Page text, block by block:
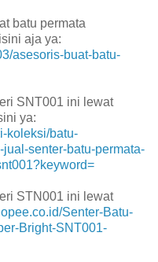
batu permata
aja ya:
asesoris-buat-batu-
SNT001 ini lewat
ya:
koleksi/batu-
senter-batu-permata-
STN001 ini lewat
Senter-Batu-
Bright-SNT001-